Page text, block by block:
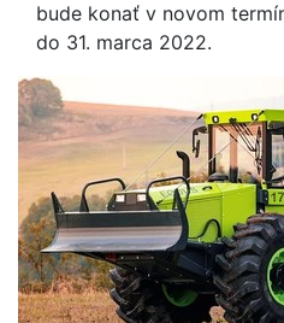
bude konať v novom
do 31. marca 2022.